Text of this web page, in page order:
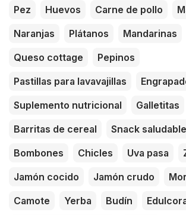
Pez Huevos Carne de pollo
Naranjas
Plátanos
Mandarinas
Queso cottage
Pepinos
Pastillas para lavavajillas
Suplemento nutricional
Galletitas
Barritas de cereal
Snack saludable
Bombones
Chicles Uva pasa
Jamón cocido
Jamón crudo
Camote
Yerba Budín